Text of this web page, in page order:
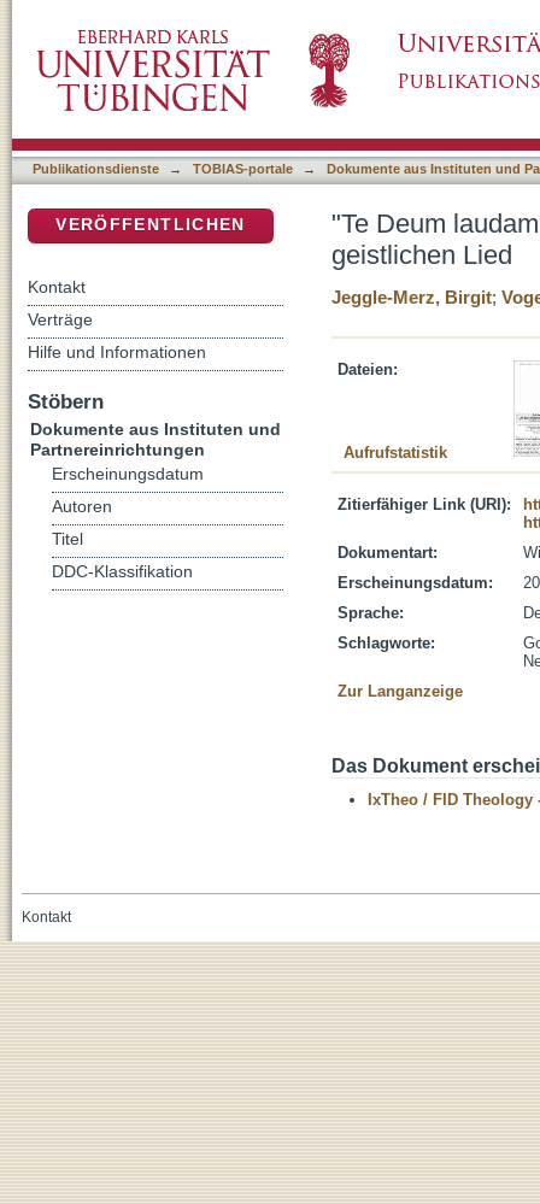
Publikationsdienste → TOBIAS-portale → Dokumente aus Instituten und
"Te Deum
geistlichen Lied
Jeggle-Merz, Birgit;
Dateien:
Aufrufstatistik
Zitierfähiger Link (URI):
Dokumentart:
Erscheinungsdatum:
Sprache:
Schlagworte:
Zur Langanzeige
Das Dokument
IxTheo / FID Theology
VERÖFFENTLICHEN
Kontakt
Verträge
Hilfe und Informationen
Stöbern
Dokumente aus Instituten und
Partnereinrichtungen
Erscheinungsdatum
Autoren
Titel
DDC-Klassifikation
Kontakt